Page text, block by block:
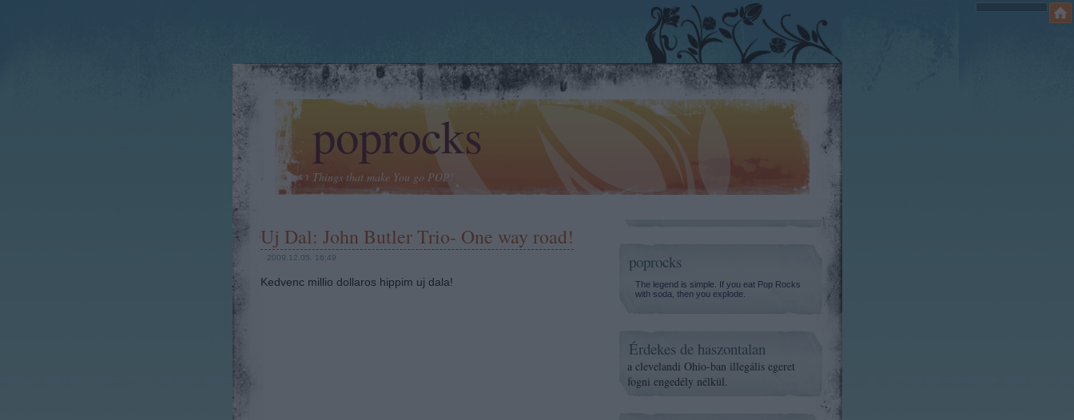
poprocks
Things that make You go POP!
Uj Dal: John Butler Trio- One way road!
2009.12.05. 16:49
Kedvenc millio dollaros hippim uj dala!
poprocks
The legend is simple. If you eat Pop Rocks
with soda, then you explode.
Érdekes de haszontalan
a clevelandi Ohio-ban illegális egeret
fogni engedély nélkül.